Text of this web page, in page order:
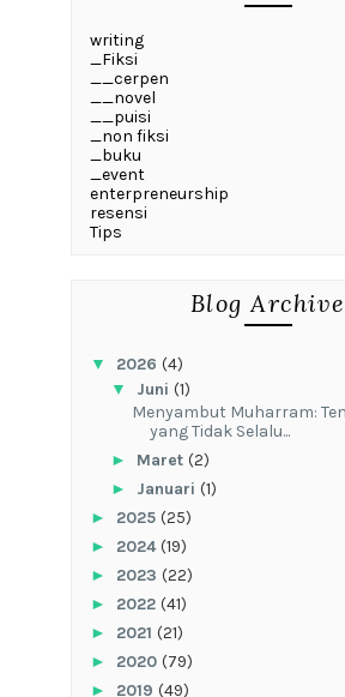
writing
_Fiksi
__cerpen
__novel
__puisi
_non fiksi
_buku
_event
enterpreneurship
resensi
Tips
Blog Archive
▼ 2026 (4)
▼ Juni (1)
Menyambut Muharram:
yang Tidak Selalu...
► Maret (2)
► Januari (1)
► 2025 (25)
► 2024(19)
► 2023 (22)
► 2022 (41)
► 2021 (21)
► 2020 (79)
► 2019 (49)